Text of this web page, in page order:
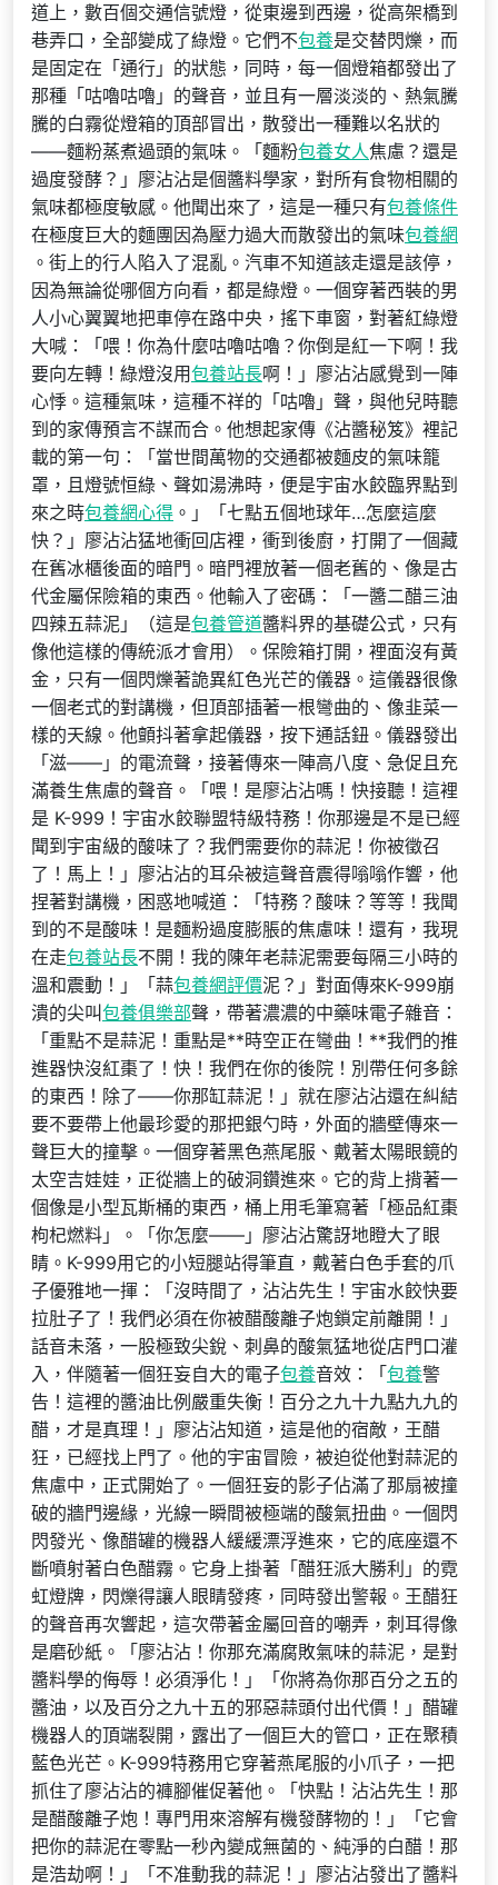
道上，數百個交通信號燈，從東邊到西邊，從高架橋到
巷弄口，全部變成了綠燈。它們不包養是交替閃爍，而
是固定在「通行」的狀態，同時，每一個燈箱都發出了
那種「咕嚕咕嚕」的聲音，並且有一層淡淡的、熱氣騰
騰的白霧從燈箱的頂部冒出，散發出一種難以名狀的
——麵粉蒸煮過頭的氣味。「麵粉包養女人焦慮？還是
過度發酵？」廖沾沾是個醬料學家，對所有食物相關的
氣味都極度敏感。他聞出來了，這是一種只有包養條件
在極度巨大的麵團因為壓力過大而散發出的氣味包養網
。街上的行人陷入了混亂。汽車不知道該走還是該停，
因為無論從哪個方向看，都是綠燈。一個穿著西裝的男
人小心翼翼地把車停在路中央，搖下車窗，對著紅綠燈
大喊：「喂！你為什麼咕嚕咕嚕？你倒是紅一下啊！我
要向左轉！綠燈沒用包養站長啊！」廖沾沾感覺到一陣
心悸。這種氣味，這種不祥的「咕嚕」聲，與他兒時聽
到的家傳預言不謀而合。他想起家傳《沾醬秘笈》裡記
載的第一句：「當世間萬物的交通都被麵皮的氣味籠
罩，且燈號恒綠、聲如湯沸時，便是宇宙水餃臨界點到
來之時包養網心得 。」「七點五個地球年…怎麼這麼
快？」廖沾沾猛地衝回店裡，衝到後廚，打開了一個藏
在舊冰櫃後面的暗門。暗門裡放著一個老舊的、像是古
代金屬保險箱的東西。他輸入了密碼：「一醬二醋三油
四辣五蒜泥」（這是包養管道醬料界的基礎公式，只有
像他這樣的傳統派才會用）。保險箱打開，裡面沒有黃
金，只有一個閃爍著詭異紅色光芒的儀器。這儀器很像
一個老式的對講機，但頂部插著一根彎曲的、像韭菜一
樣的天線。他顫抖著拿起儀器，按下通話鈕。儀器發出
「滋——」的電流聲，接著傳來一陣高八度、急促且充
滿養生焦慮的聲音。「喂！是廖沾沾嗎！快接聽！這裡
是 K-999！宇宙水餃聯盟特級特務！你那邊是不是已經
聞到宇宙級的酸味了？我們需要你的蒜泥！你被徵召
了！馬上！」廖沾沾的耳朵被這聲音震得嗡嗡作響，他
捏著對講機，困惑地喊道：「特務？酸味？等等！我聞
到的不是酸味！是麵粉過度膨脹的焦慮味！還有，我現
在走包養站長不開！我的陳年老蒜泥需要每隔三小時的
溫和震動！」「蒜包養網評價泥？」對面傳來K-999崩
潰的尖叫包養俱樂部聲，帶著濃濃的中藥味電子雜音：
「重點不是蒜泥！重點是**時空正在彎曲！**我們的推
進器快沒紅棗了！快！我們在你的後院！別帶任何多餘
的東西！除了——你那缸蒜泥！」就在廖沾沾還在糾結
要不要帶上他最珍愛的那把銀勺時，外面的牆壁傳來一
聲巨大的撞擊。一個穿著黑色燕尾服、戴著太陽眼鏡的
太空吉娃娃，正從牆上的破洞鑽進來。它的背上揹著一
個像是小型瓦斯桶的東西，桶上用毛筆寫著「極品紅棗
枸杞燃料」。「你怎麼——」廖沾沾驚訝地瞪大了眼
睛。K-999用它的小短腿站得筆直，戴著白色手套的爪
子優雅地一揮：「沒時間了，沾沾先生！宇宙水餃快要
拉肚子了！我們必須在你被醋酸離子炮鎖定前離開！」
話音未落，一股極致尖銳、刺鼻的酸氣猛地從店門口灌
入，伴隨著一個狂妄自大的電子包養音效：「包養警
告！這裡的醬油比例嚴重失衡！百分之九十九點九九的
醋，才是真理！」廖沾沾知道，這是他的宿敵，王醋
狂，已經找上門了。他的宇宙冒險，被迫從他對蒜泥的
焦慮中，正式開始了。一個狂妄的影子佔滿了那扇被撞
破的牆門邊緣，光線一瞬間被極端的酸氣扭曲。一個閃
閃發光、像醋罐的機器人緩緩漂浮進來，它的底座還不
斷噴射著白色醋霧。它身上掛著「醋狂派大勝利」的霓
虹燈牌，閃爍得讓人眼睛發疼，同時發出警報。王醋狂
的聲音再次響起，這次帶著金屬回音的嘲弄，刺耳得像
是磨砂紙。「廖沾沾！你那充滿腐敗氣味的蒜泥，是對
醬料學的侮辱！必須淨化！」「你將為你那百分之五的
醬油，以及百分之九十五的邪惡蒜頭付出代價！」醋罐
機器人的頂端裂開，露出了一個巨大的管口，正在聚積
藍色光芒。K-999特務用它穿著燕尾服的小爪子，一把
抓住了廖沾沾的褲腳催促著他。「快點！沾沾先生！那
是醋酸離子炮！專門用來溶解有機發酵物的！」「它會
把你的蒜泥在零點一秒內變成無菌的、純淨的白醋！那
是浩劫啊！」「不准動我的蒜泥！」廖沾沾發出了醬料